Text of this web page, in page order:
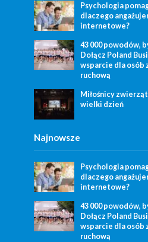
Psychologia
dlaczego
internetowe?
43 000 powodów,
Dołącz Poland
wsparcie dla osób
ruchową
Miłośnicy
wielki dzień
Najnowsze
Psychologia
dlaczego
internetowe?
43 000 powodów,
Dołącz Poland
wsparcie dla osób
ruchową